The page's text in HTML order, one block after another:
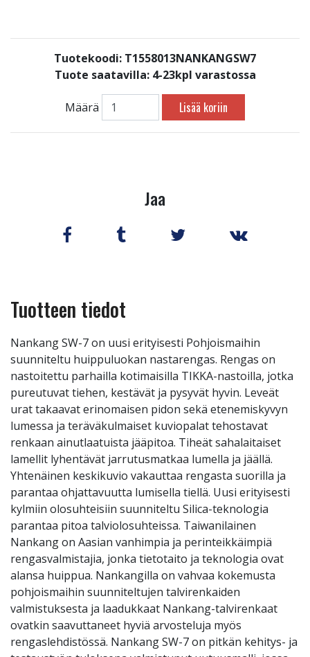
Tuotekoodi: T1558013NANKANGSW7
Tuote saatavilla: 4-23kpl varastossa
Määrä Lisää koriin
Jaa
Tuotteen tiedot
Nankang SW-7 on uusi erityisesti Pohjoismaihin
suunniteltu huippuluokan nastarengas. Rengas on
nastoitettu parhailla kotimaisilla TIKKA-nastoilla, jotka
pureutuvat tiehen, kestävät ja pysyvät hyvin. Leveät
urat takaavat erinomaisen pidon sekä etenemiskyvyn
lumessa ja teräväkulmaiset kuviopalat tehostavat
renkaan ainutlaatuista jääpitoa. Tiheät sahalaitaiset
lamellit lyhentävät jarrutusmatkaa lumella ja jäällä.
Yhtenäinen keskikuvio vakauttaa rengasta suorilla ja
parantaa ohjattavuutta lumisella tiellä. Uusi erityisesti
kylmiin olosuhteisiin suunniteltu Silica-teknologia
parantaa pitoa talviolosuhteissa. Taiwanilainen
Nankang on Aasian vanhimpia ja perinteikkäimpiä
rengasvalmistajia, jonka tietotaito ja teknologia ovat
alansa huippua. Nankangilla on vahvaa kokemusta
pohjoismaihin suunniteltujen talvirenkaiden
valmistuksesta ja laadukkaat Nankang-talvirenkaat
ovatkin saavuttaneet hyviä arvosteluja myös
rengaslehdistössä. Nankang SW-7 on pitkän kehitys- ja